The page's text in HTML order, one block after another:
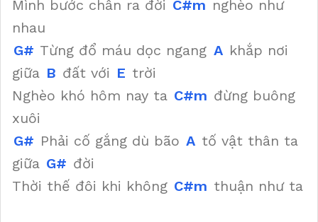
Mình bước chân ra đời C#m nghèo như
nhau
G# Từng đổ máu dọc ngang A khắp nơi
giữa B đất với E trời
Nghèo khó hôm nay ta C#m đừng buông
xuôi
G# Phải cố gắng dù bão A tố vật thân ta
giữa G# đời
Thời thế đôi khi không C#m thuận như ta